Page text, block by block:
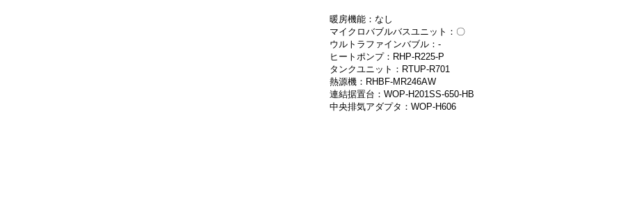
暖房機能：なし
マイクロバブルバスユニット：〇
ウルトラファインバブル：-
ヒートポンプ：RHP-R225-P
タンクユニット：RTUP-R701
熱源機：RHBF-MR246AW
連結据置台：WOP-H201SS-650-HB
中央排気アダプタ：WOP-H606